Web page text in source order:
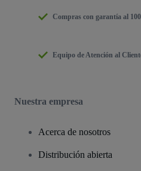
Compras con garantía al
Equipo de Atención al
Nuestra empresa
Acerca de nosotros
Distribución abierta